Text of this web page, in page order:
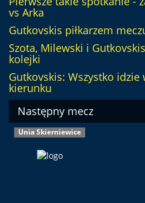
vs Arka
Gutkovskis piłkarzem
Szota, Milewski i
kolejki
Gutkovskis: Wszystko
kierunku
Następny mecz
Unia Skierniewice